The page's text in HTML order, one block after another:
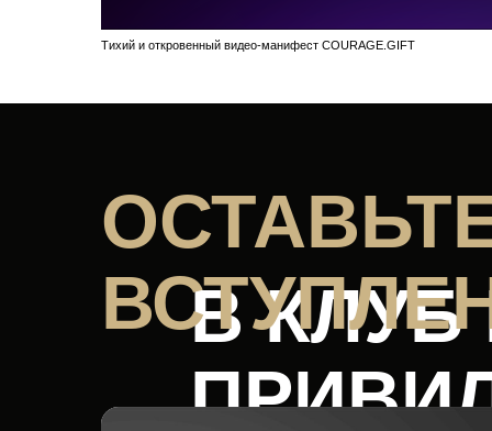
Тихий и откровенный видео-манифест COURAGE.GIFT
В КЛУБ